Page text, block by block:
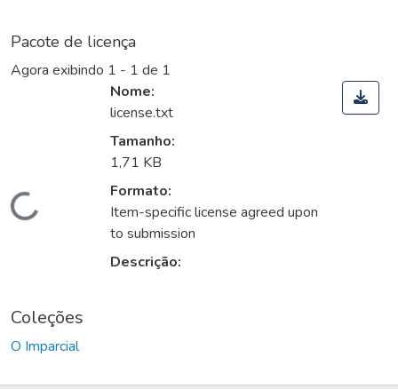
Pacote de licença
Agora exibindo 1 - 1 de 1
Carregando...
Nome:
license.txt
Tamanho:
1,71 KB
Formato:
Item-specific license agreed upon
to submission
Descrição:
Coleções
O Imparcial